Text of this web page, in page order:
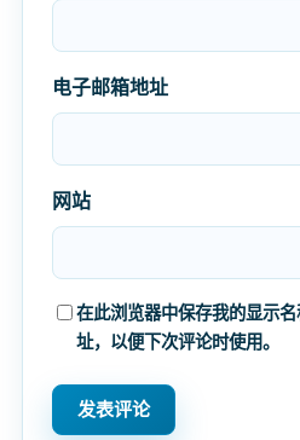
电子邮箱地址
网站
在此浏览器中保存我的显示
址，以便下次评论时使用。